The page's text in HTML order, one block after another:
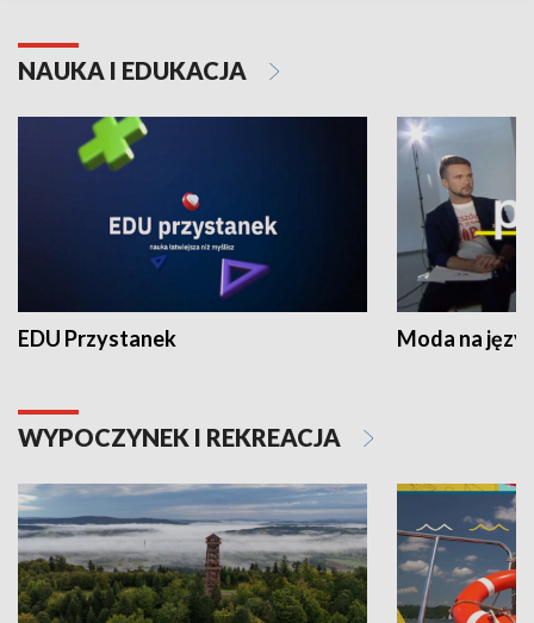
NAUKA I EDUKACJA
EDU Przystanek Moda na
WYPOCZYNEK I REKREACJA